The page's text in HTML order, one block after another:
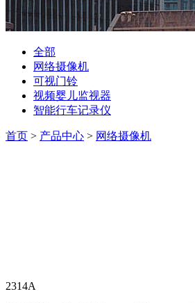
全部
网络摄像机
可视门铃
视频婴儿监视器
智能行车记录仪
首页 > 产品中心 > 网络摄像机
2314A